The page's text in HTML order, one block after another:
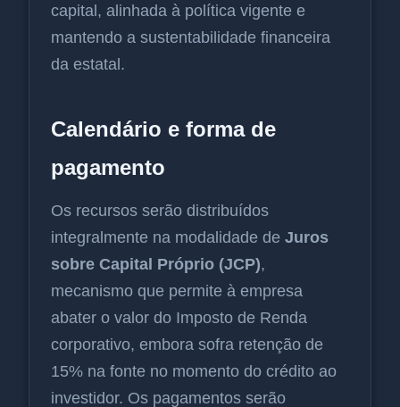
capital, alinhada à política vigente e
mantendo a sustentabilidade financeira
da estatal.
Calendário e forma de
pagamento
Os recursos serão distribuídos
integralmente na modalidade de Juros
sobre Capital Próprio (JCP),
mecanismo que permite à empresa
abater o valor do Imposto de Renda
corporativo, embora sofra retenção de
15% na fonte no momento do crédito ao
investidor. Os pagamentos serão